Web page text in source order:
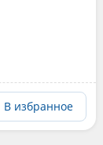
В избранное